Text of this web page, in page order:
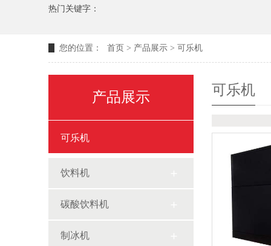
热门关键字：
您的位置： 首页 > 产品展示 > 可乐机
产品展示
可乐机
饮料机
碳酸饮料机
制冰机
可乐机